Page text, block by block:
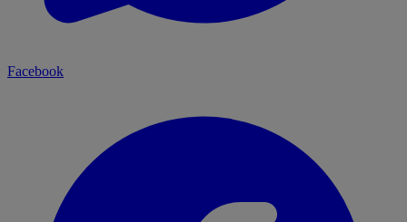
Facebook